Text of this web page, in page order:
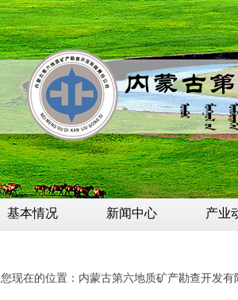
基本情况 新闻中心 产业
您现在的位置： 内蒙古第六地质矿产勘查开发有